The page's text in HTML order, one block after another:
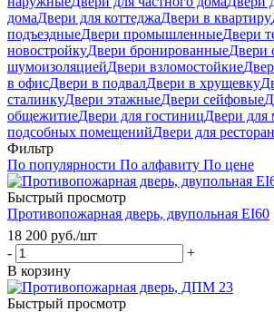
домаДвери для коттеджаДвери в квартиру
подъездныеДвери промышленныеДвери
новостройкуДвери бронированныеДвери
шумоизоляциейДвери взломостойкие
в офисДвери в подвалДвери в хрущевку
сталинкуДвери этажныеДвери сейфовые
общежитиеДвери для гостиницДвери для
подсобных помещенийДвери для
Фильтр
По популярности По алфавиту По цене
Быстрый просмотр
Противопожарная дверь, двупольная EI60
18 200 руб./шт
-
+
В корзину
Быстрый просмотр